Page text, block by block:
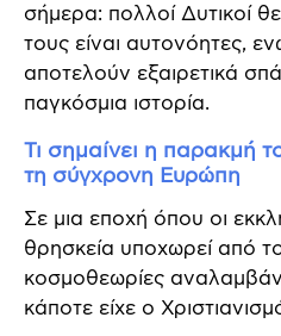
σήμερα: πολλοί Δυτικοί
τους είναι αυτονόητες,
αποτελούν εξαιρετικά
παγκόσμια ιστορία.
Τι σημαίνει η παρακμή
τη σύγχρονη Ευρώπη
Σε μια εποχή όπου οι
θρησκεία υποχωρεί από
κοσμοθεωρίες
κάποτε είχε ο